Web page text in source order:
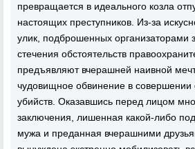
превращается в идеального козла
настоящих преступников. Из-за
улик, подброшенных организаторами
стечения обстоятельств
предъявляют вчерашней наивной
чудовищное обвинение в
убийств. Оказавшись перед лицом
заключения, лишенная какой-либо
мужа и преданная вчерашними